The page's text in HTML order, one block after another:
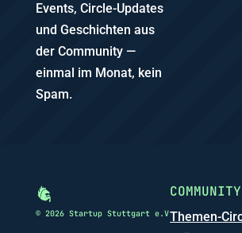
Events, Circle-Updates
und Geschichten aus
der Community —
einmal im Monat, kein
Spam.
© 2026 Startup Stuttgart e.V
COMMUNITY
Themen-